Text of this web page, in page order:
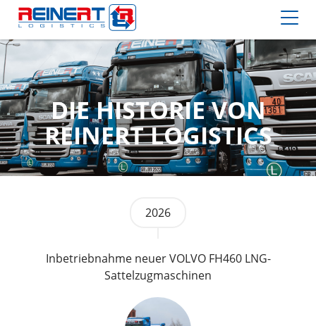
DIE HISTORIE VON
REINERT LOGISTICS
2026
Inbetriebnahme neuer VOLVO FH460 LNG-
Sattelzugmaschinen